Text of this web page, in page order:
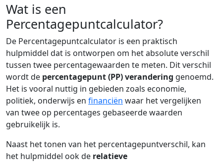
Wat is een
Percentagepuntcalculator?
De Percentagepuntcalculator is een praktisch
hulpmiddel dat is ontworpen om het absolute verschil
tussen twee percentagewaarden te meten. Dit verschil
wordt de percentagepunt (PP) verandering genoemd.
Het is vooral nuttig in gebieden zoals economie,
politiek, onderwijs en financiën waar het vergelijken
van twee op percentages gebaseerde waarden
gebruikelijk is.
Naast het tonen van het percentagepuntverschil, kan
het hulpmiddel ook de relatieve